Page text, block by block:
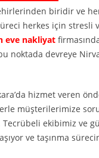
biridir ve
herkes için
eve nakliyat
noktada devreye
hizmet veren
müşterilerimize
ekibimiz ve
ve taşınma